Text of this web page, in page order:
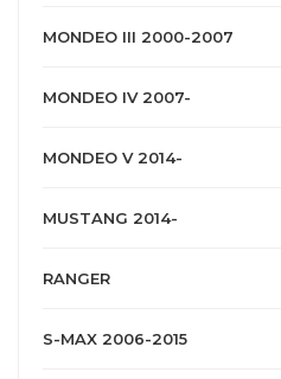
MONDEO III 2000-2007
MONDEO IV 2007-
MONDEO V 2014-
MUSTANG 2014-
RANGER
S-MAX 2006-2015